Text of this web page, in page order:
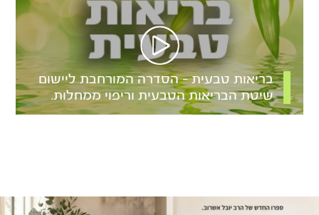
בריאות טבעית – הסדרה המורחבת ליישום
שיטת הבריאות הטבעית וריפוי ממחלות.